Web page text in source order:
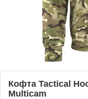
Кофта Tactical
Multicam